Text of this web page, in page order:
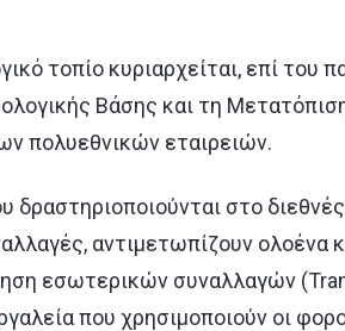
τοπίο κυριαρχείται, επί του
Βάσης και τη
πολυεθνικών εταιρειών.
δραστηριοποιούνται στο
αντιμετωπίζουν ολοένα
εσωτερικών συναλλαγών
που χρησιμοποιούν οι